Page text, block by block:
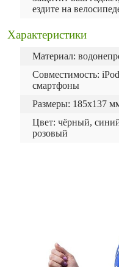
ездите на
Характеристики
Материал:
Совместимость:
смартфоны
Размеры: 185х137
Цвет: чёрный,
розовый